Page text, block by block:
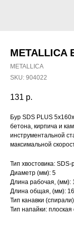
METALLICA
METALLICA
SKU: 904022
131 р.
Бур SDS PLUS
бетона, кирпича и
инструментальной
максимальной
Тип хвостовика: SDS-
Диаметр (мм): 5
Длина рабочая, (мм):
Длина общая, (мм):
Тип канавки
Тип напайки:
Архангельск,
Северодвинск,
Ежедневно с 09:00
Пн - Пт 09:00 -
Сб - Вс 10:00 -
+ 7 (8184) 50-11-21
+ 7 (911) 562-83-03